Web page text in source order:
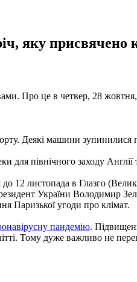
яку
Про це в четвер, 28
Деякі машини
для північного заходу Англії
12 листопада в Глазго
України
Паризької угоди про клімат.
пандемію.
Тому дуже важливо не